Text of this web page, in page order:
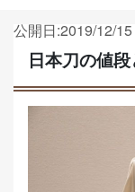
公開日:2019/
日本刀の値